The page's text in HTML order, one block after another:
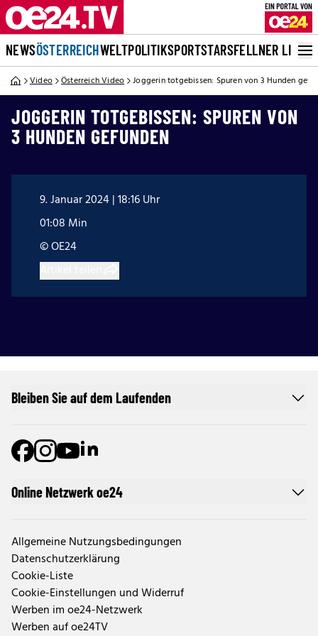
NEWSÖSTERREICHWELTPOLITIKSPORTSTARSFELLNER LIVE
Video Österreich Video Joggerin totgebissen: Spuren von 3 Hunden
JOGGERIN TOTGEBISSEN: SPUREN VON
3 HUNDEN GEFUNDEN
9. Januar 2024 | 18:16 Uhr
01:08 Min
© OE24
Online Netzwerk oe24
Allgemeine Nutzungsbedingungen
Datenschutzerklärung
Cookie-Liste
Cookie-Einstellungen und Widerruf
Werben im oe24-Netzwerk
Werben auf oe24TV
Bleiben Sie auf dem Laufenden